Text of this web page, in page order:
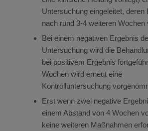
Untersuchung eingeleitet, deren
nach rund 3-4 weiteren Wochen
Bei einem negativen Ergebnis
Untersuchung wird die
bei positivem Ergebnis
Wochen wird erneut eine
Kontrolluntersuchung
Erst wenn zwei negative
einem Abstand von 4 Wochen
keine weiteren Maßnahmen